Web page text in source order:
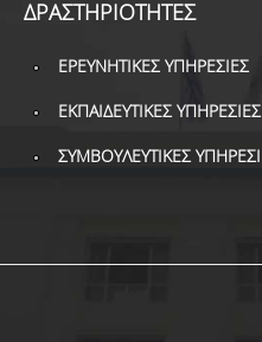
ΔΡΑΣΤΗΡΙΟΤΗΤΕΣ
ΕΡΕΥΝΗΤΙΚΕΣ ΥΠΗΡΕΣΙΕΣ
ΕΚΠΑΙΔΕΥΤΙΚΕΣ ΥΠΗΡΕΣΙΕΣ
ΣΥΜΒΟΥΛΕΥΤΙΚΕΣ